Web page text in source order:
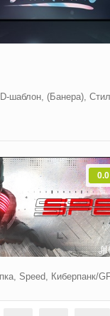
шаблон, (Банера),
0.0
, Speed, Киберпанк/